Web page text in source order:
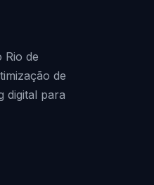
Rio de
de
digital para